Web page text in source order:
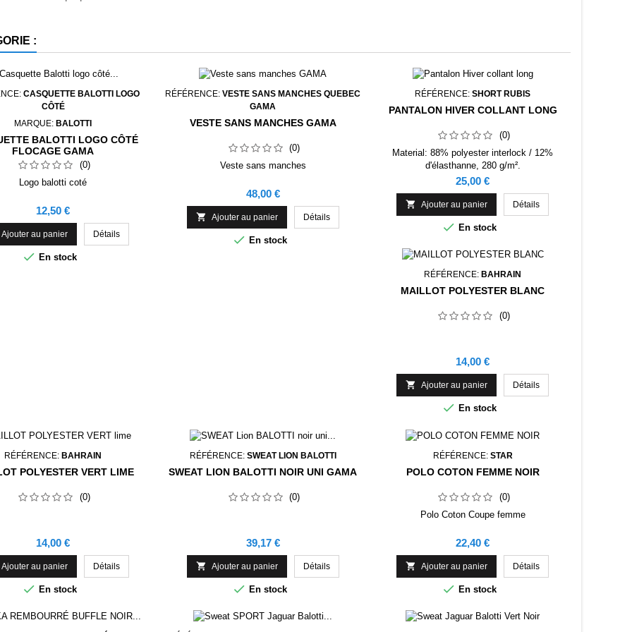
:
CASQUETTE BALOTTI LOGO
CÔTÉ
MARQUE:BALOTTI
BALOTTI LOGO CÔTÉ
FLOCAGE GAMA
(0)
Logo balotti coté
Prix
12,50 €
Ajouter au panier Détails
 En stock
RÉFÉRENCE:VESTE SANS MANCHES QUEBEC
GAMA
VESTE SANS MANCHES GAMA
(0)
Veste sans manches
Prix
48,00 €
 Ajouter au panier Détails
 En stock
RÉFÉRENCE:SHORT RUBIS
PANTALON HIVER COLLANT LONG
(0)
Material: 88% polyester interlock / 12%
d'élasthanne, 280 g/m².
Prix
25,00 €
 Ajouter au panier Détails
 En stock
RÉFÉRENCE: BAHRAIN
MAILLOT POLYESTER BLANC
(0)
Prix
14,00 €
 Ajouter au panier Détails
 En stock
RÉFÉRENCE:BAHRAIN
POLYESTER VERT LIME
(0)
Prix
14,00 €
Ajouter au panier Détails
 En stock
RÉFÉRENCE: SWEAT LION BALOTTI
SWEAT LION BALOTTI NOIR UNI GAMA
(0)
Prix
39,17 €
 Ajouter au panier Détails
 En stock
RÉFÉRENCE: STAR
POLO COTON FEMME NOIR
(0)
Polo Coton Coupe femme
Prix
22,40 €
 Ajouter au panier Détails
 En stock